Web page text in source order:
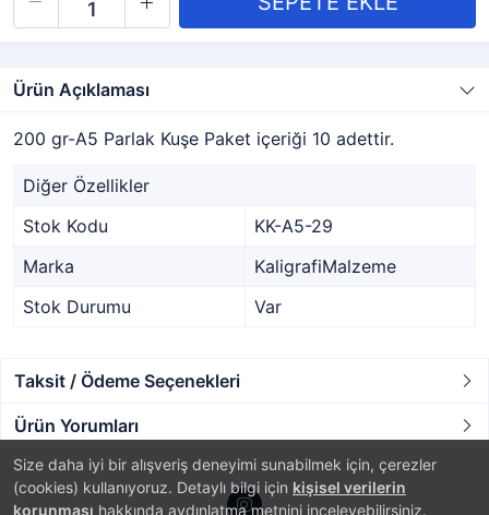
Size daha iyi bir alışveriş deneyimi sunabilmek için, çerezler
(cookies) kullanıyoruz. Detaylı bilgi için kişisel verilerin
korunması hakkında aydınlatma metnini inceleyebilirsiniz.
Ürün Açıklaması
200 gr-A5 Parlak Kuşe Paket içeriği 10 adettir.
Diğer Özellikler
Stok Kodu
KK-A5-29
Marka
KaligrafiMalzeme
Stok Durumu
Var
Taksit / Ödeme Seçenekleri
Ürün Yorumları